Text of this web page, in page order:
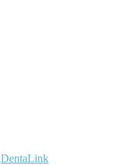
DentaLink